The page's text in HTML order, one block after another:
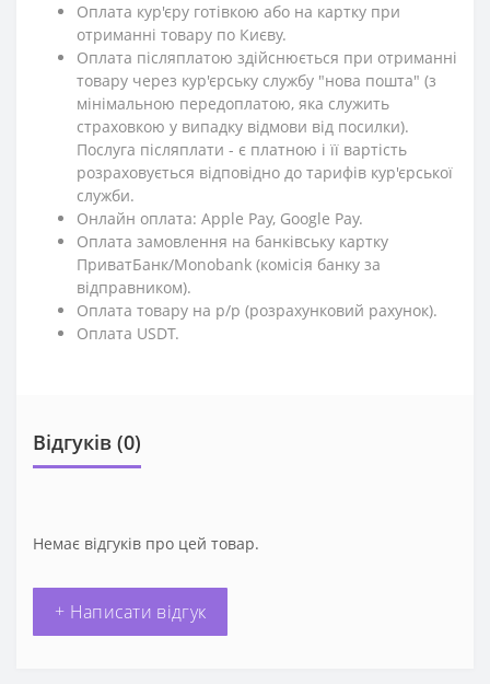
Оплата кур'єру готівкою або на картку при
отриманні товару по Києву.
Оплата післяплатою здійснюється при отриманні
товару через кур'єрську службу "нова пошта" (з
мінімальною передоплатою, яка служить
страховкою у випадку відмови від посилки).
Послуга післяплати - є платною і її вартість
розраховується відповідно до тарифів кур'єрської
служби.
Онлайн оплата: Apple Pay, Google Pay.
Оплата замовлення на банківську картку
ПриватБанк/Monobank (комісія банку за
відправником).
Оплата товару на р/р (розрахунковий рахунок).
Оплата USDT.
Відгуків (0)
Немає відгуків про цей товар.
+ Написати відгук